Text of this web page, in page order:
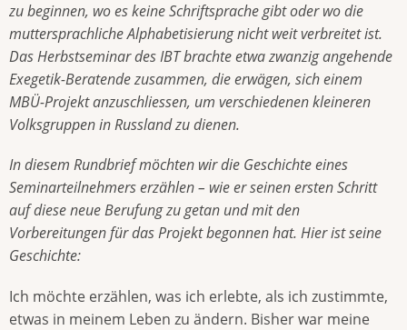
zu beginnen, wo es keine Schriftsprache gibt oder wo die
muttersprachliche Alphabetisierung nicht weit verbreitet ist.
Das Herbstseminar des IBT brachte etwa zwanzig angehende
Exegetik-Beratende zusammen, die erwägen, sich einem
MBÜ-Projekt anzuschliessen, um verschiedenen kleineren
Volksgruppen in Russland zu dienen.
In diesem Rundbrief möchten wir die Geschichte eines
Seminarteilnehmers erzählen – wie er seinen ersten Schritt
auf diese neue Berufung zu getan und mit den
Vorbereitungen für das Projekt begonnen hat. Hier ist seine
Geschichte:
Ich möchte erzählen, was ich erlebte, als ich zustimmte,
etwas in meinem Leben zu ändern. Bisher war meine